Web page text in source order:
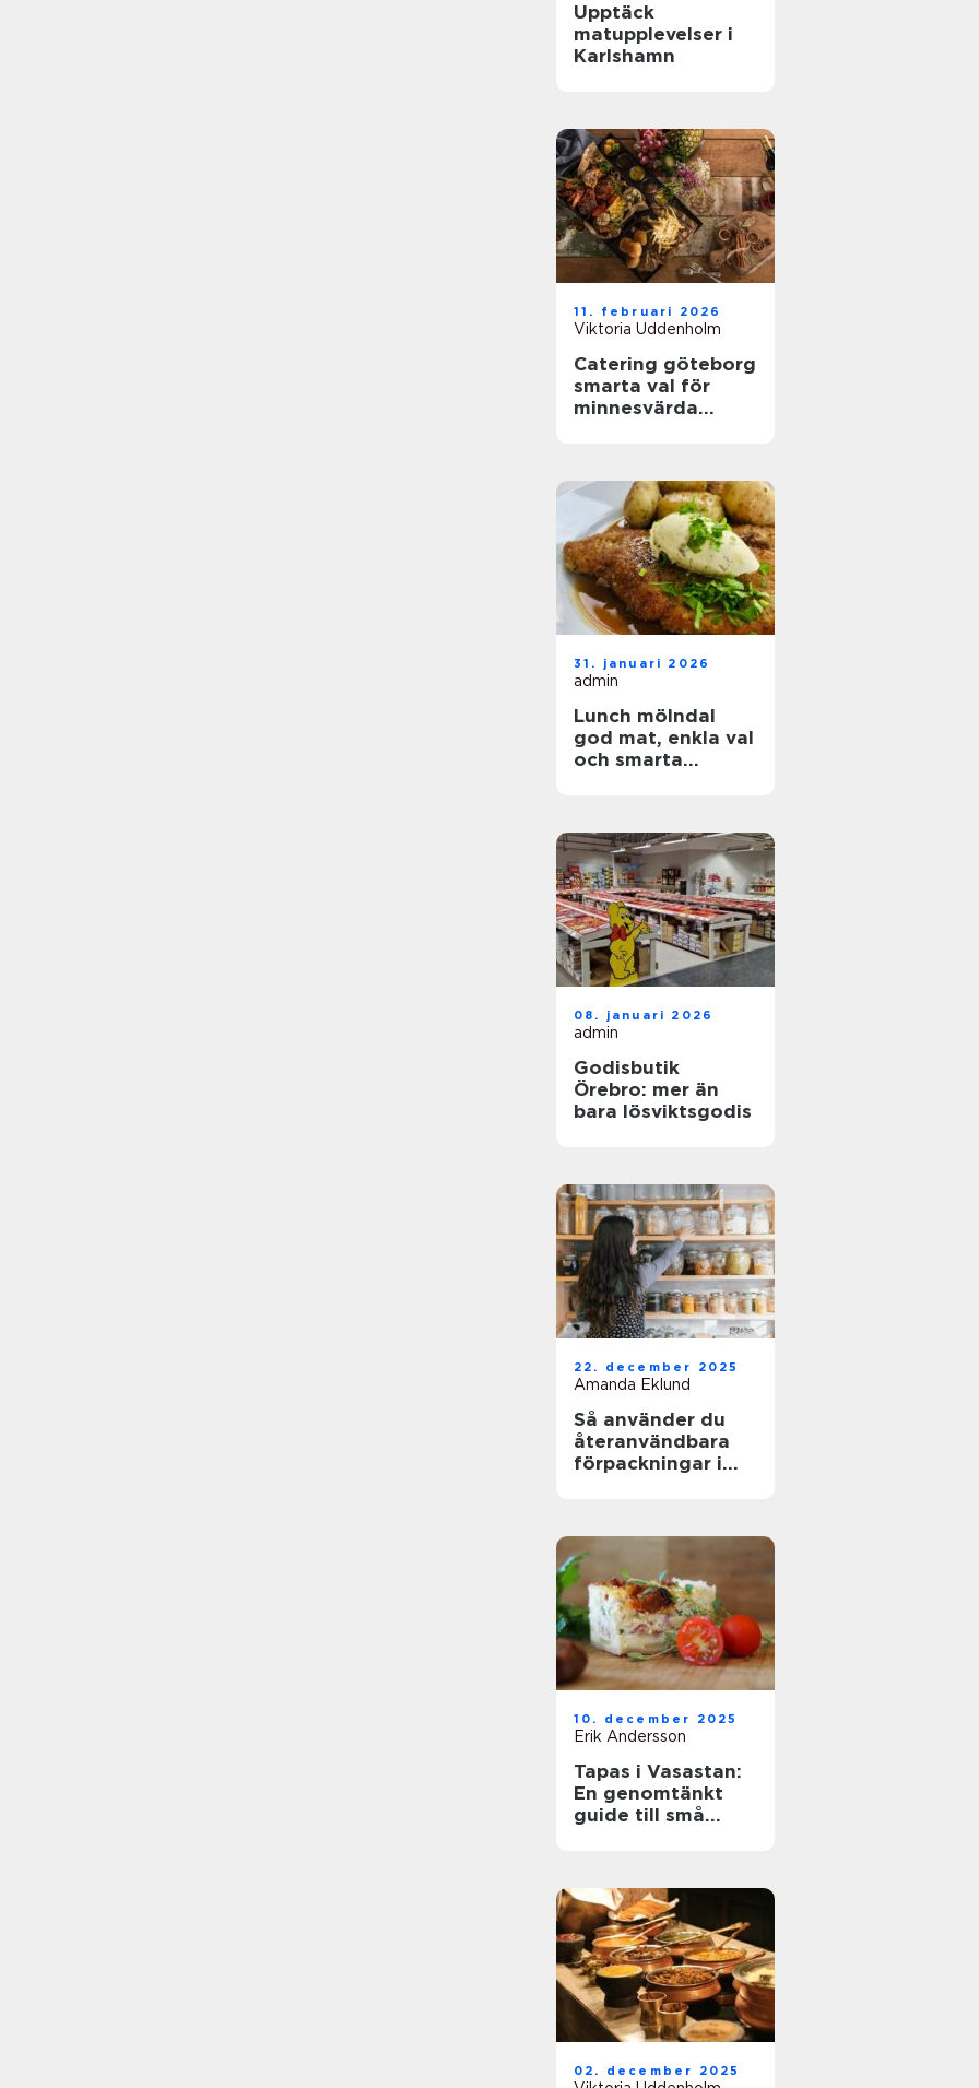
Upptäck
matupplevelser i
Karlshamn
11. februari 2026
Viktoria Uddenholm
Catering göteborg
smarta val för
minnesvärda
31. januari 2026
admin
Lunch mölndal
god mat, enkla val
och smarta
08. januari 2026
admin
Godisbutik
Örebro: mer än
bara lösviktsgodis
22. december 2025
Amanda Eklund
Så använder du
återanvändbara
förpackningar i
10. december 2025
Erik Andersson
Tapas i Vasastan:
En genomtänkt
guide till små
02. december 2025